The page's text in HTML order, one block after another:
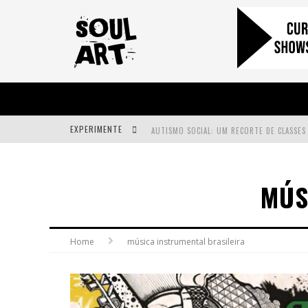
EXPERIMENTE
FAÇA O BEM! MAS, SEM OLHAR A QUEM!?
Home música instrumental brasileira